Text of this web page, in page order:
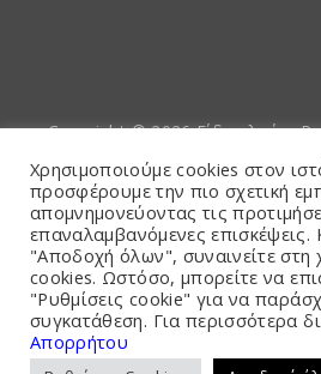
Copyright © 2026Είδη αλιείας
reserved. Powered by
Όροι και
Χρησιμοποιούμε cookies στον
προσφέρουμε την πιο σχετική
απομνημονεύοντας τις
επαναλαμβανόμενες επισκέψεις.
"Αποδοχή όλων", συναινείτε
cookies. Ωστόσο, μπορείτε να
"Ρυθμίσεις cookie" για να
συγκατάθεση. Για περισσότερα
Απορρήτου